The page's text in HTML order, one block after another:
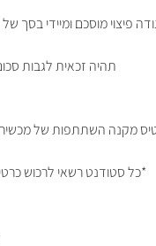
מוסכם ומיידי בסך של 15,000 ש"ח, וזאת ללא צורך בהוכחת נזק, והאגודה
תהיה זכאית לגבות
מקנה השתתפות של
*כל סטודנט רשאי לרכוש